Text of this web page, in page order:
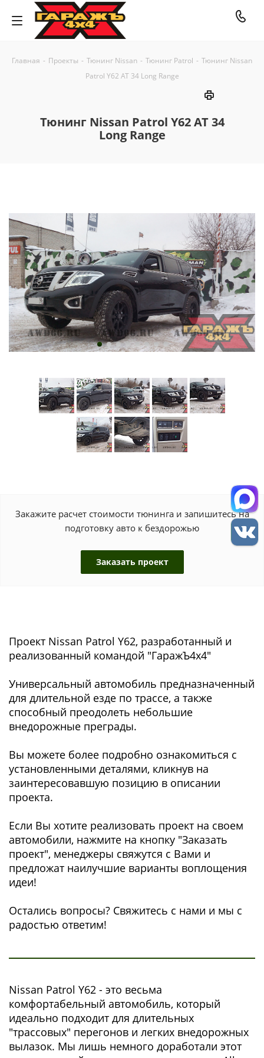
Главная - Проекты - Тюнинг Nissan - Тюнинг Patrol - Тюнинг Nissan
Patrol Y62 AT 34 Long Range
Тюнинг Nissan Patrol Y62 AT 34
Long Range
Закажите расчет стоимости тюнинга и запишитесь на
подготовку авто к бездорожью
Заказать проект
Проект Nissan Patrol Y62, разработанный и
реализованный командой "ГаражЪ4x4"
Универсальный автомобиль предназначенный
для длительной езде по трассе, а также
способный преодолеть небольшие
внедорожные преграды.
Вы можете более подробно ознакомиться с
установленными деталями, кликнув на
заинтересовавшую позицию в описании
проекта.
Если Вы хотите реализовать проект на своем
автомобили, нажмите на кнопку "Заказать
проект", менеджеры свяжутся с Вами и
предложат наилучшие варианты воплощения
идеи!
Остались вопросы? Свяжитесь с нами и мы с
радостью ответим!
Nissan Patrol Y62 - это весьма
комфортабельный автомобиль, который
идеально подходит для длительных
"трассовых" перегонов и легких внедорожных
вылазок. Мы лишь немного доработали этот